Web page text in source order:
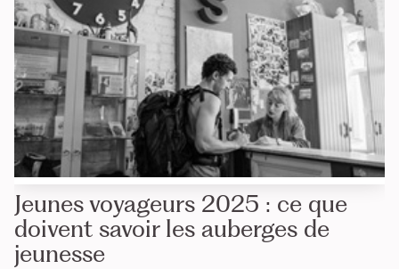
Jeunes voyageurs 2025 : ce que
doivent savoir les auberges de
jeunesse